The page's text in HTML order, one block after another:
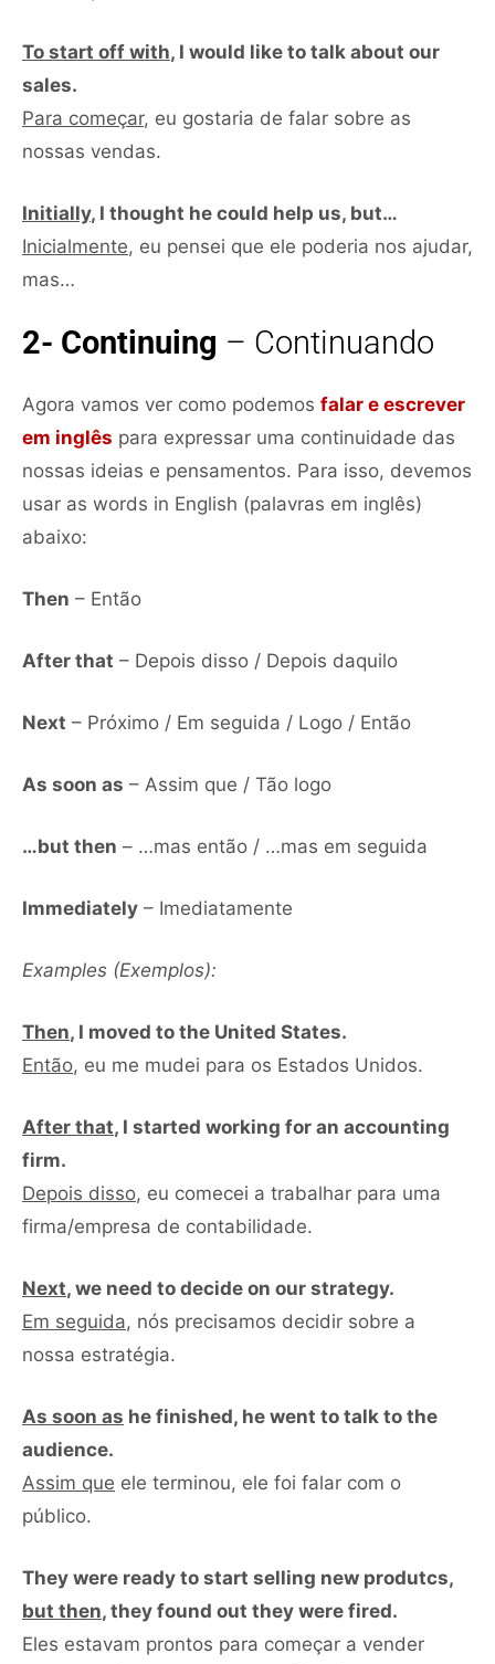
To start off with, I would like to talk about our
sales.
Para começar, eu gostaria de falar sobre as
nossas vendas.
Initially, I thought he could help us, but…
Inicialmente, eu pensei que ele poderia nos ajudar,
mas…
2- Continuing – Continuando
Agora vamos ver como podemos falar e escrever
em inglês para expressar uma continuidade das
nossas ideias e pensamentos. Para isso, devemos
usar as words in English (palavras em inglês)
abaixo:
Then – Então
After that – Depois disso / Depois daquilo
Next – Próximo / Em seguida / Logo / Então
As soon as – Assim que / Tão logo
…but then – …mas então / …mas em seguida
Immediately – Imediatamente
Examples (Exemplos):
Then, I moved to the United States.
Então, eu me mudei para os Estados Unidos.
After that, I started working for an accounting
firm.
Depois disso, eu comecei a trabalhar para uma
firma/empresa de contabilidade.
Next, we need to decide on our strategy.
Em seguida, nós precisamos decidir sobre a
nossa estratégia.
As soon as he finished, he went to talk to the
audience.
Assim que ele terminou, ele foi falar com o
público.
They were ready to start selling new produtcs,
but then, they found out they were fired.
Eles estavam prontos para começar a vender